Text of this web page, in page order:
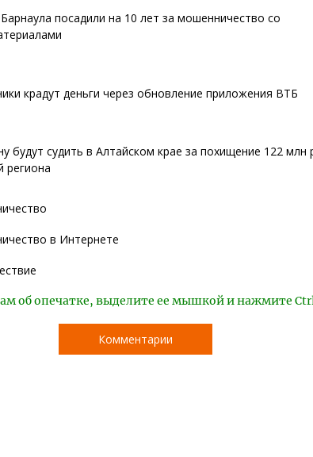
посадили на 10 лет за мошенничество со
крадут деньги через обновление приложения ВТБ
будут судить в Алтайском крае за похищение 122 млн
региона
в Интернете
об опечатке, выделите ее мышкой и нажмите
Комментарии